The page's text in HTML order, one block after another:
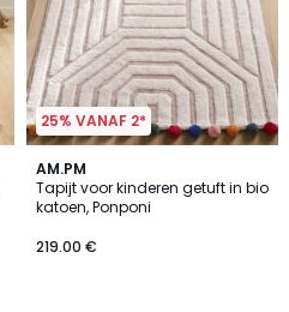
25% VANAF 2*
AM.PM
Tapijt voor kinderen getuft in bio
katoen, Ponponi
219.00 €
3.5
/ 5